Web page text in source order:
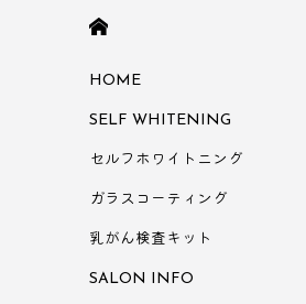
HOME
SELF WHITENING
セルフホワイトニング
ガラスコーティング
乳がん検査キット
SALON INFO